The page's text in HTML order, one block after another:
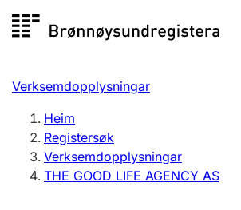
til
Registersøk
Aksjeselskap
Enkeltpersonføretak
Registrere, endre, slette
Verksemdopplysningar
Heim
Registersøk
Verksemdopplysningar
THE GOOD LIFE AGENCY AS